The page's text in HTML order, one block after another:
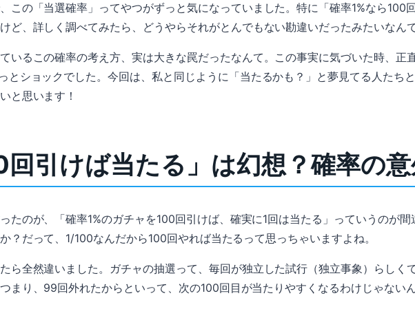
この「当選確率」ってやつがずっと気になっていました。特に「確率1%なら100
ど、詳しく調べてみたら、どうやらそれがとんでもない勘違いだったみたいなん
いるこの確率の考え方、実は大きな罠だったなんて。この事実に気づいた時、正
とショックでした。今回は、私と同じように「当たるかも？」と夢見てる人たち
と思います！
回引けば当たる」は幻想？確率の
たのが、「確率1%のガチャを100回引けば、確実に1回は当たる」っていうのが
？だって、1/100なんだから100回やれば当たるって思っちゃいますよね。
ら全然違いました。ガチャの抽選って、毎回が独立した試行（独立事象）らしく
まり、99回外れたからといって、次の100回目が当たりやすくなるわけじゃないん